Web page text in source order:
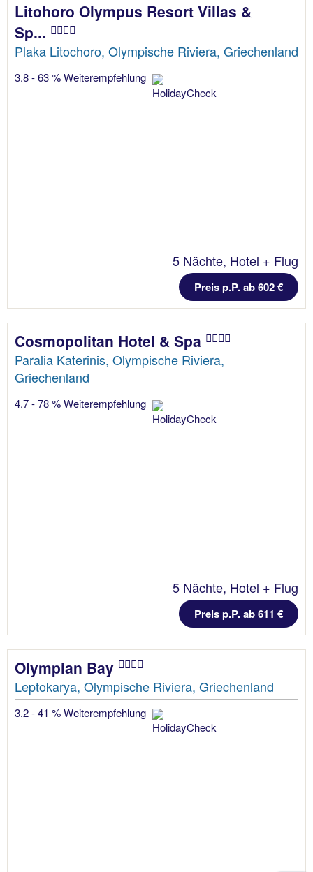
Litohoro Olympus Resort Villas &
Sp...
Plaka Litochoro, Olympische Riviera, Griechenland
3.8 - 63 % Weiterempfehlung
5 Nächte, Hotel + Flug
Preis p.P. ab 602 €
Cosmopolitan Hotel & Spa
Paralia Katerinis, Olympische Riviera,
Griechenland
4.7 - 78 % Weiterempfehlung
5 Nächte, Hotel + Flug
Preis p.P. ab 611 €
Olympian Bay
Leptokarya, Olympische Riviera, Griechenland
3.2 - 41 % Weiterempfehlung